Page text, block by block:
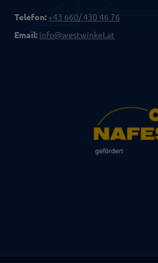
Telefon: +43 660/ 430 46 76
Email: info@westwinkel.at